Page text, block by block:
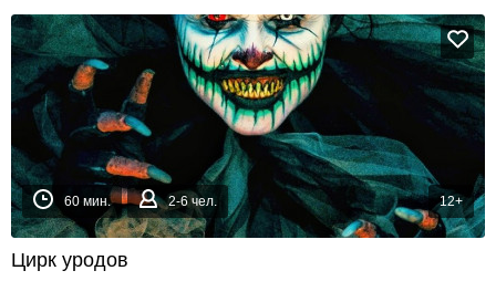
60 мин. 2-6 чел. 12+
Цирк уродов